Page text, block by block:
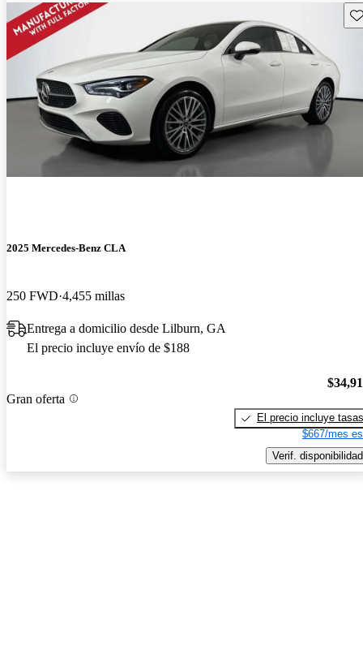
2025 Mercedes-Benz CLA
250 FWD 4,455 millas
Entrega a domicilio desde Lilburn, GA
El precio incluye envío de $188
Gran oferta
El precio incluye tasas
$667/mes
Verif. disponibilidad